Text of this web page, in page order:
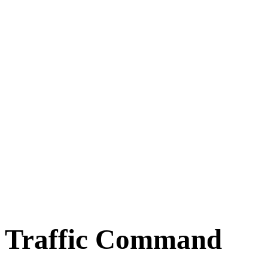
Traffic Command